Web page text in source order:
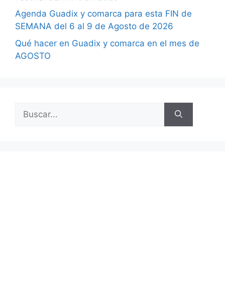
Agenda Guadix y comarca para esta FIN de
SEMANA del 6 al 9 de Agosto de 2026
Qué hacer en Guadix y comarca en el mes de
AGOSTO